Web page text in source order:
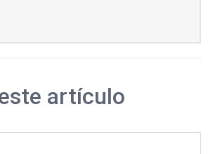
artículo